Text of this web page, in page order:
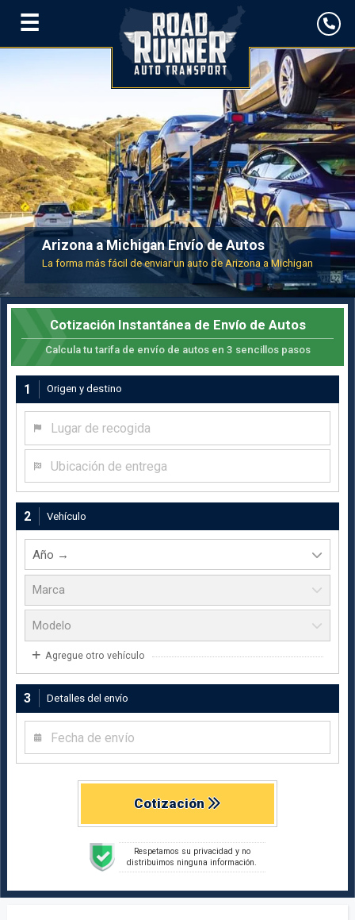
☰
Arizona a Michigan Envío de Autos
La forma más fácil de enviar un auto de Arizona a Michigan
Cotización Instantánea de Envío de Autos
Calcula tu tarifa de envío de autos en 3 sencillos pasos
1 Origen y destino
2 Vehículo
Agregue otro vehículo
3 Detalles del envío
Cotización
Respetamos su privacidad y no
distribuimos ninguna información.